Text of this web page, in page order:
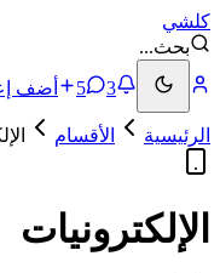
كلشي
بحث...
3
5 أضف
الرئيسية الأقسام
الإلكترونيات